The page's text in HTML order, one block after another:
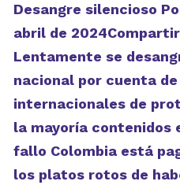
Desangre silencioso
abril de
Lentamente se
nacional por cuenta
internacionales de
la mayoría contenidos
fallo Colombia está
los platos rotos de